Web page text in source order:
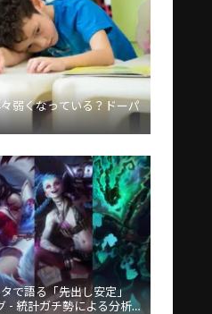
弱くなっている？ドーパ
で語る「先出し安定」
- 統計ガチ勢による分析が